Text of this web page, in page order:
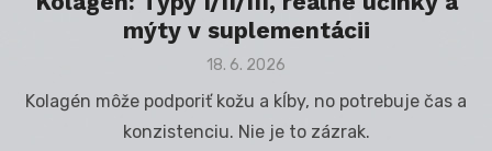
mýty v suplementácii
Posted
18. 6. 2026
Kolagén môže podporiť kožu a kĺby, no potrebuje čas a
konzistenciu. Nie je to zázrak.